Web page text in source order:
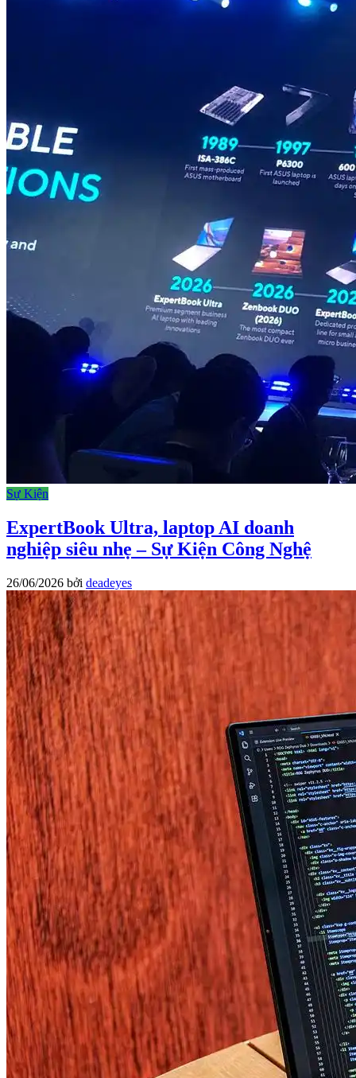
Sự Kiện
ExpertBook Ultra, laptop AI doanh
nghiệp siêu nhẹ – Sự Kiện Công Nghệ
26/06/2026 bởi deadeyes